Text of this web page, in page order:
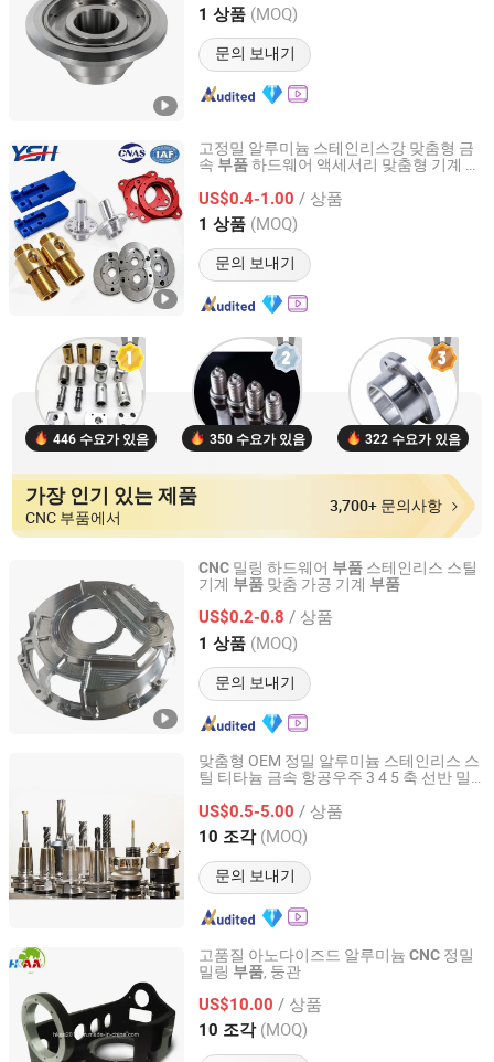
1 상품 (MOQ)
문의 보내기
Zhejiang, China 이후 2026
고정밀 알루미늄 스테인리스강 맞춤형 금
속 부품하드웨어 액세서리 맞춤형 기계 부
US$0.4-1.00 / 상품
1 상품 (MOQ)
문의 보내기
Suzhou Yishihan Electromechanical Technology Co., Ltd.
Jiangsu, China 이후 2024
446 수요가 있음 350 수요가 있음 322 수요가 있음
가장 인기 있는 제품
CNC 부품에서
3,700+ 문의사항
CNC 밀링 하드웨어 부품 스테인리스 스틸
기계 부품 맞춤 가공 기계 부품
US$0.2-0.8 / 상품
1 상품 (MOQ)
문의 보내기
Dongguan Zongjin Hardware Products Co., Ltd.
Guangdong, China 이후 2020
맞춤형 OEM 정밀 알루미늄 스테인리스 스
틸 티타늄 금속 항공우주 3 4 5 축 선반 밀
US$0.5-5.00 / 상품
10 조각 (MOQ)
문의 보내기
Suzhou Everich Industrial Tech Co., Ltd
Jiangsu, China 이후 2025
고품질 아노다이즈드 알루미늄 CNC 정밀
밀링 부품 , 둥관
US$10.00 / 상품
10 조각 (MOQ)
HK AA Industrial Co., Limited
Guangdong, China 이후 2017